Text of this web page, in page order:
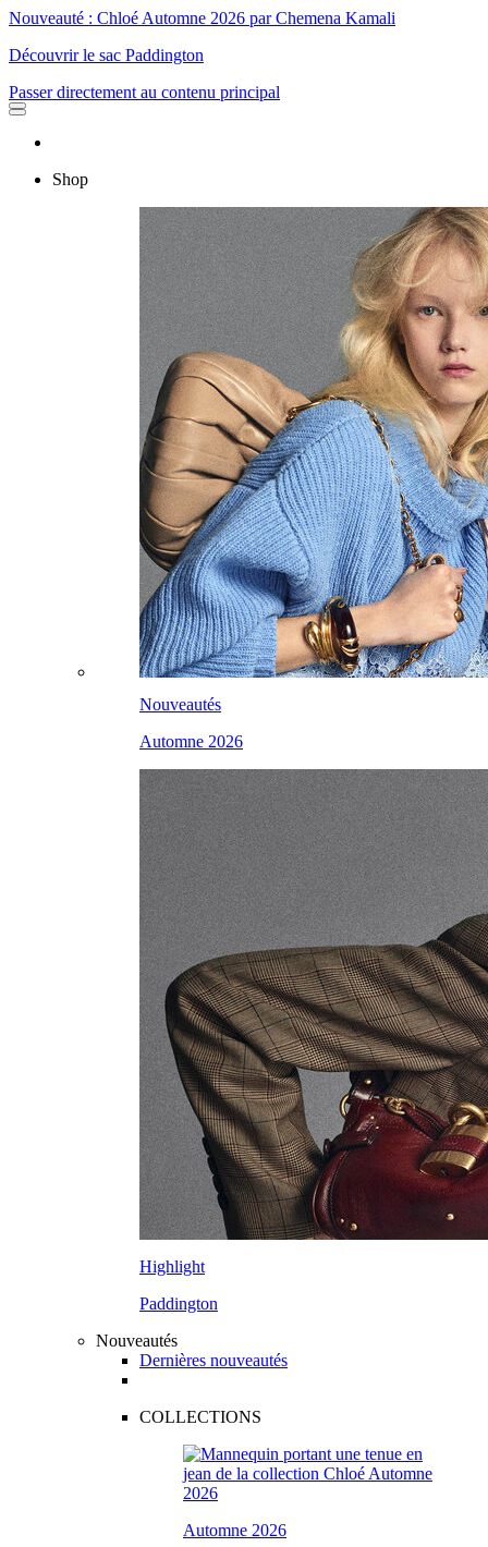
Nouveauté : Chloé Automne 2026 par Chemena Kamali
Découvrir le sac Paddington
Passer directement au contenu principal
Shop
Nouveautés
Automne 2026
Highlight
Paddington
Nouveautés
Dernières nouveautés
COLLECTIONS
Automne 2026